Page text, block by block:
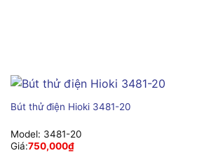
Bút thử điện Hioki 3481-20
Model: 3481-20
Giá:750,000₫